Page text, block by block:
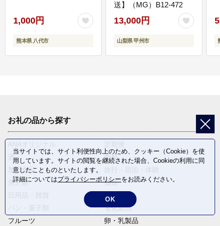
1,000円
熊本県 八代市
送】（MG）B12-472
13,000円
山梨県 甲州市
お礼の品から探す
酒
肉類
加工食品
魚介類
麺類
野菜
電化製品
フルーツ
卵・乳製品
当サイトでは、サイト利便性向上のため、クッキー（Cookie）を使
用しています。サイトの閲覧を継続された場合、Cookieの利用に同
意したことものといたします。
詳細についてはプライバシーポリシーをお読みください。
OK